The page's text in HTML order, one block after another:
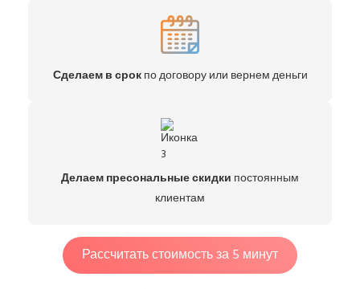
Сделаем в срокпо договору или вернем деньги
Делаем пресональные скидки постоянным
клиентам
Рассчитать стоимость за 5 минут